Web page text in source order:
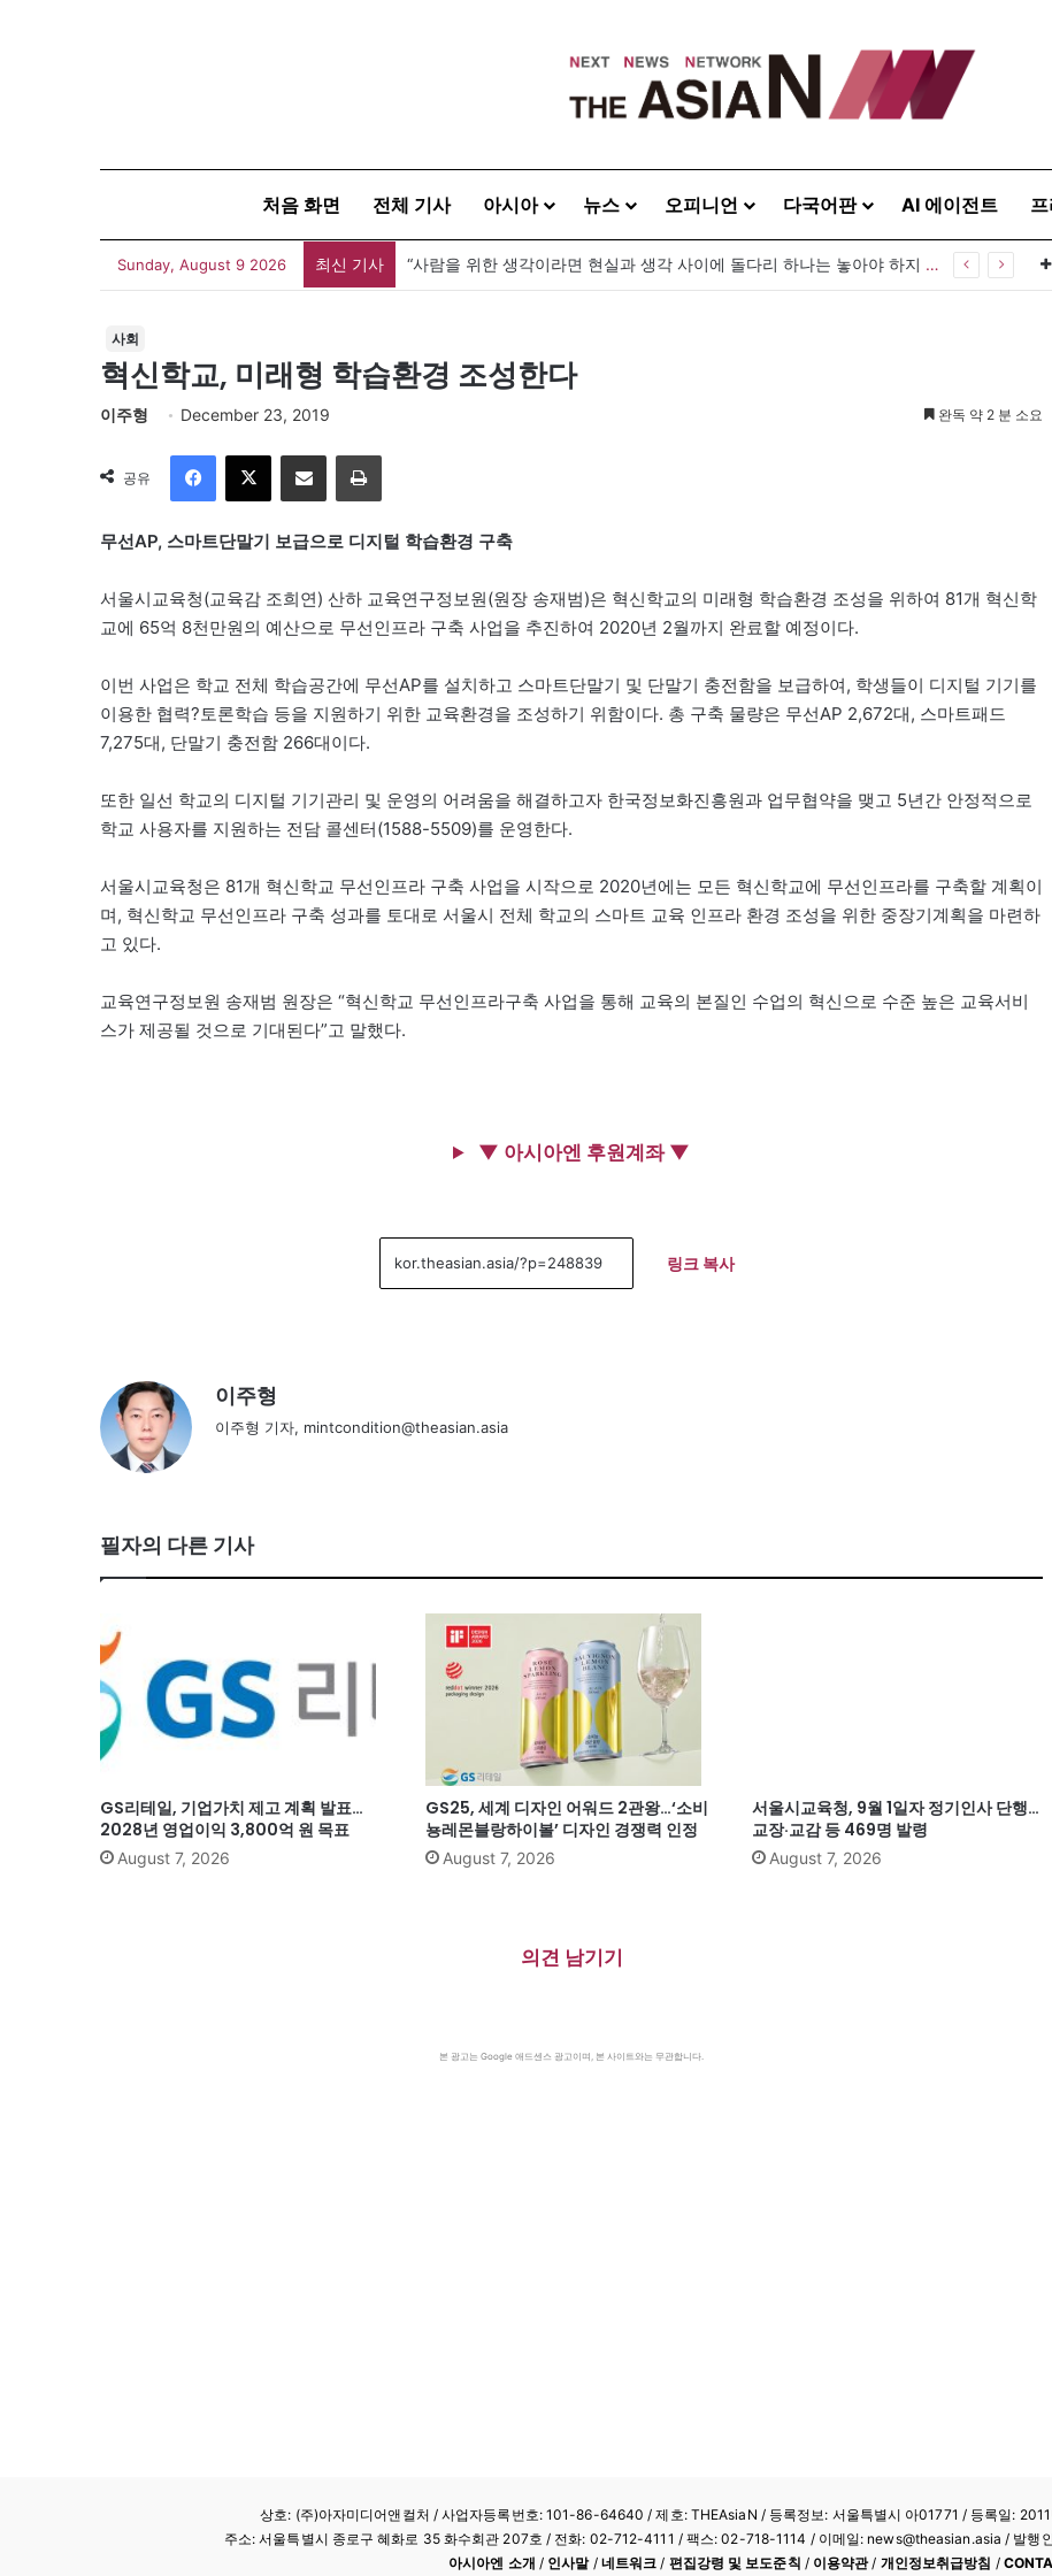
처음 화면 전체 기사 아시아 뉴스 오피니언 다국어판 AI 에이전트
Sunday, August 9 2026 최신 기사 “사람을 위한 생각이라면 현실과 생각 사이에 돌다리 하나는 놓아야 하지 않을까”
사회
혁신학교, 미래형 학습환경 조성한다
이주형 December 23, 2019 완독 약 2 분 소요
공유
이메일
무선AP, 스마트단말기 보급으로 디지털 학습환경 구축
서울시교육청(교육감 조희연) 산하 교육연구정보원(원장 송재범)은 혁신학교의 미래형 학습환경 조성을 위하여 81개 혁신학
교에 65억 8천만원의 예산으로 무선인프라 구축 사업을 추진하여 2020년 2월까지 완료할 예정이다.
이번 사업은 학교 전체 학습공간에 무선AP를 설치하고 스마트단말기 및 단말기 충전함을 보급하여, 학생들이 디지털 기기를
이용한 협력?토론학습 등을 지원하기 위한 교육환경을 조성하기 위함이다. 총 구축 물량은 무선AP 2,672대, 스마트패드
7,275대, 단말기 충전함 266대이다.
또한 일선 학교의 디지털 기기관리 및 운영의 어려움을 해결하고자 한국정보화진흥원과 업무협약을 맺고 5년간 안정적으로
학교 사용자를 지원하는 전담 콜센터(1588-5509)를 운영한다.
서울시교육청은 81개 혁신학교 무선인프라 구축 사업을 시작으로 2020년에는 모든 혁신학교에 무선인프라를 구축할 계획이
며, 혁신학교 무선인프라 구축 성과를 토대로 서울시 전체 학교의 스마트 교육 인프라 환경 조성을 위한 중장기계획을 마련하
고 있다.
교육연구정보원 송재범 원장은 “혁신학교 무선인프라구축 사업을 통해 교육의 본질인 수업의 혁신으로 수준 높은 교육서비
스가 제공될 것으로 기대된다”고 말했다.
▼ 아시아엔 후원계좌 ▼
링크 복사
이주형
이주형 기자, mintcondition@theasian.asia
필자의 다른 기사
GS리테일, 기업가치 제고 계획 발표…
2028년 영업이익 3,800억 원 목표
August 7, 2026
GS25, 세계 디자인 어워드 2관왕…‘소비
뇽레몬블랑하이볼’ 디자인 경쟁력 인정
August 7, 2026
서울시교육청, 9월 1일자 정기인사 단행…
교장·교감 등 469명 발령
August 7, 2026
의견 남기기
본 광고는 Google 애드센스 광고이며, 본 사이트와는 무관합니다.
상호: (주)아자미디어앤컬처 /사업자등록번호: 101-86-64640 / 제호: THEAsiaN / 등록정보: 서울특별시 아01771 / 등록일:
주소: 서울특별시 종로구 혜화로 35 화수회관 207호 / 전화: 02-712-4111 / 팩스: 02-718-1114 / 이메일: news@theasian.asia / 발행
아시아엔 소개 / 인사말/ 네트워크 / 편집강령 및 보도준칙 / 이용약관/ 개인정보취급방침 /